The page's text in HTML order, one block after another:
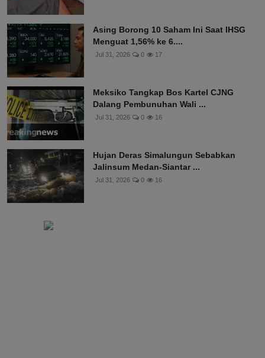
Asing Borong 10 Saham Ini Saat IHSG
Menguat 1,56% ke 6....
Jul 31, 2026 0 17
Meksiko Tangkap Bos Kartel CJNG
Dalang Pembunuhan Wali ...
Jul 31, 2026 0 16
Hujan Deras Simalungun Sebabkan
Jalinsum Medan-Siantar ...
Jul 31, 2026 0 16